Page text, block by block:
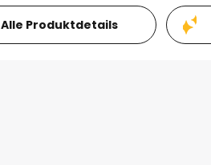
Alle Produktdetails